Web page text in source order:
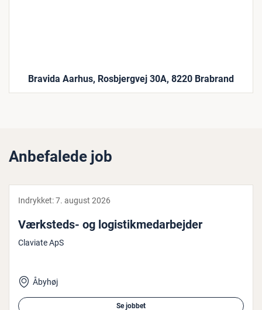
Bravida Aarhus, Rosbjergvej 30A, 8220 Brabrand
Anbefalede job
Indrykket:7. august 2026
Værksteds- og lo­gi­stik­me­d­ar­bej­der
Claviate ApS
Åbyhøj
Se jobbet